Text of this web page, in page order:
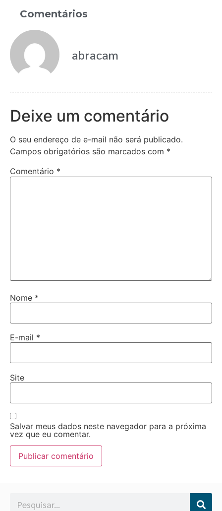
Comentários
abracam
Deixe um comentário
O seu endereço de e-mail não será publicado.
Campos obrigatórios são marcados com *
Comentário *
Nome *
E-mail *
Site
Salvar meus dados neste navegador para a próxima
vez que eu comentar.